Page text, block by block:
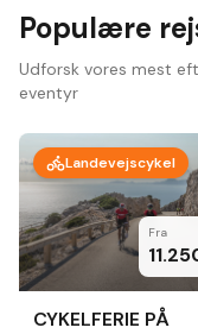
Bare se at komme
noget for en hver.
Populære
Udforsk vores mest
eventyr
Landevejscykel
Fra
CYKELFERIE PÅ